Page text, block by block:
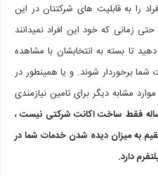
را به قابلیت های شرکتتان در این
زمانی که خود این افراد نمیدانند
تا بسته به انتخابشان با مشاهده
برخوردار شوند. و یا همینطور در
مشابه دیگر برای تامین نیازمندی
فقط ساخت اکانت شرکتی نیست ،
به میزان دیده شدن خدمات شما در
دارد.